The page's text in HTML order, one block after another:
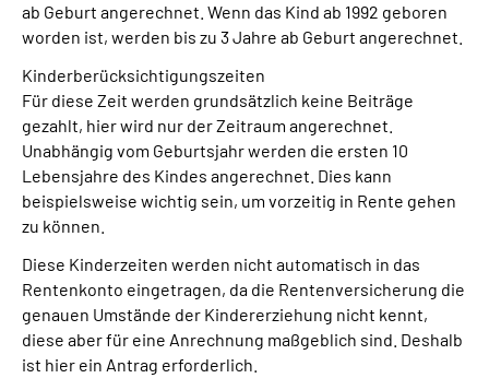
ab Geburt angerechnet. Wenn das Kind ab 1992 geboren
worden ist, werden bis zu 3 Jahre ab Geburt angerechnet.
Kinderberücksichtigungszeiten
Für diese Zeit werden grundsätzlich keine Beiträge
gezahlt, hier wird nur der Zeitraum angerechnet.
Unabhängig vom Geburtsjahr werden die ersten 10
Lebensjahre des Kindes angerechnet. Dies kann
beispielsweise wichtig sein, um vorzeitig in Rente gehen
zu können.
Diese Kinderzeiten werden nicht automatisch in das
Rentenkonto eingetragen, da die Rentenversicherung die
genauen Umstände der Kindererziehung nicht kennt,
diese aber für eine Anrechnung maßgeblich sind. Deshalb
ist hier ein Antrag erforderlich.